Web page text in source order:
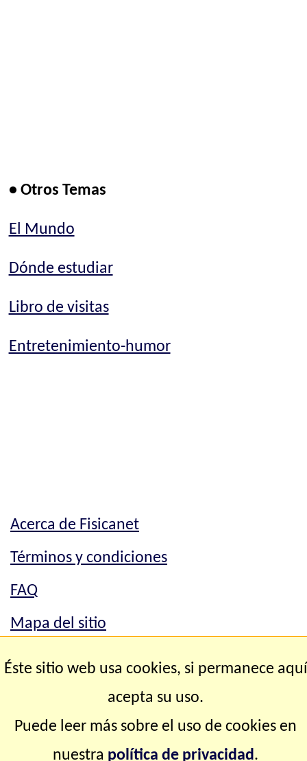
• Otros Temas
El Mundo
Dónde estudiar
Libro de visitas
Entretenimiento-humor
Acerca de Fisicanet
Términos y condiciones
FAQ
Mapa del sitio
Mapa del sitio
Éste sitio web usa cookies, si permanece aquí
acepta su uso.
Puede leer más sobre el uso de cookies en
nuestra política de privacidad.